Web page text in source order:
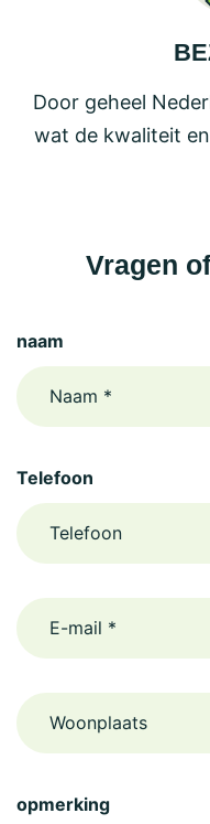
Door geheel
wat de kwaliteit
Vragen
naam
Telefoon
email
Woonplaats
opmerking